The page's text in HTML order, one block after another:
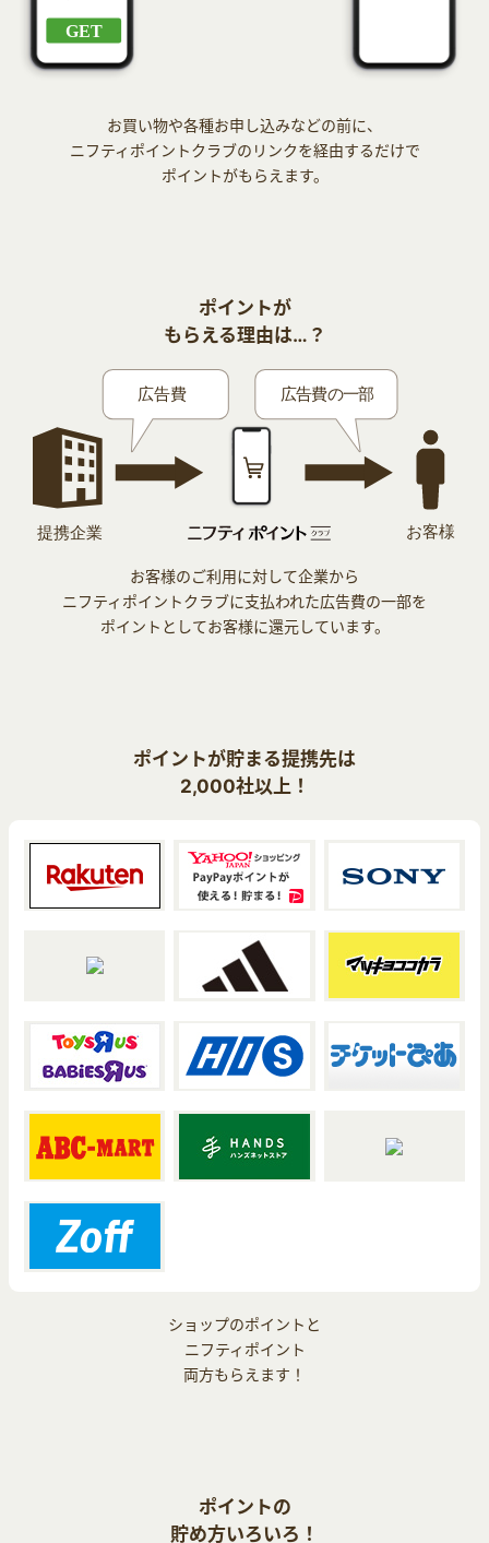
お買い物や各種お申し込みなどの前に、
ニフティポイントクラブのリンクを経由するだけで
ポイントがもらえます。
ポイントが
もらえる理由は…？
お客様のご利用に対して企業から
ニフティポイントクラブに支払われた広告費の一部を
ポイントとしてお客様に還元しています。
ポイントが貯まる提携先は
2,000社以上！
ショップのポイントと
ニフティポイント
両方もらえます！
ポイントの
貯め方いろいろ！